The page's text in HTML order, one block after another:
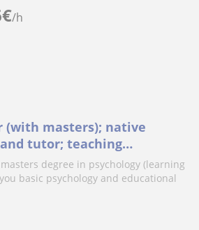
€/h
(with masters); native
tutor; teaching
degree in psychology (learning
basic psychology and educational